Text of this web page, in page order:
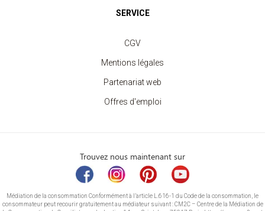
SERVICE
CGV
Mentions légales
Partenariat web
Offres d'emploi
Trouvez nous maintenant sur
Médiation de la consommation Conformément à l’article L.616-1 du Code de la consommation, le
consommateur peut recourir gratuitement au médiateur suivant : CM2C – Centre de la Médiation de